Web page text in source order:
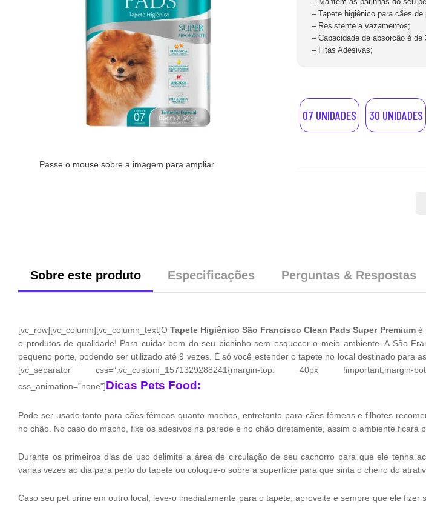
Passe o mouse sobre a imagem para ampliar
– Tapete higiênico para cães de
– Resistente a vazamentos;
– Capacidade de absorção é de
– Fitas Adesivas;
07 UNIDADES 30 UNIDADES
Sobre este produto Especificações Perguntas & Respostas
[vc_row][vc_column][vc_column_text]OTapete Higiênico São Francisco Clean Pads Super Premiumé
e produtos de qualidade! Para cuidar bem do seu bichinho sem esquecer o meio ambiente. A São
pequeno porte, podendo ser utilizado até 9 vezes. É só você estender o tapete no local destinado para
[vc_separator css=”.vc_custom_1571329288241{margin-top: 40px
css_animation=”none”]Dicas Pets Food:
Pode ser usado tanto para cães fêmeas quanto machos, entretanto para cães fêmeas e filhotes
no chão. No caso do macho, fixe os adesivos na parede e no chão diretamente, assim o ambiente ficará
Durante os primeiros dias de uso delimite a área de circulação de seu cachorro para que ele tenha
varias vezes ao dia para perto do tapete ou coloque-o sobre a superfície para que sinta o cheiro do
Caso seu pet urine em outro local, leve-o imediatamente para o tapete, aproveite e sempre que ele fizer